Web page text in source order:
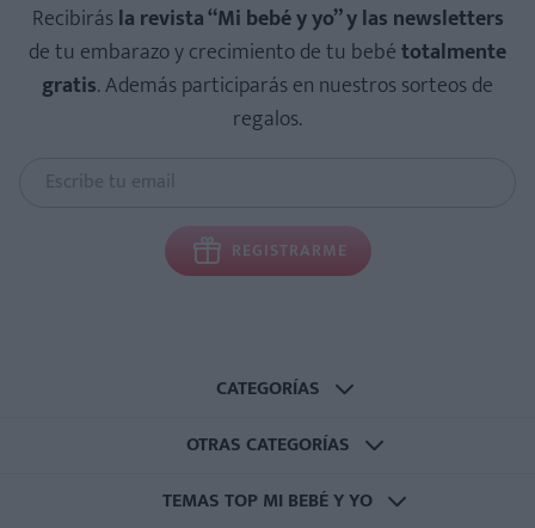
Recibirásla revista “Mi bebé y yo” y las newsletters
de tu embarazo y crecimiento de tu bebétotalmente
gratis. Además participarás en nuestros sorteos de
regalos.
REGISTRARME
CATEGORÍAS
OTRAS CATEGORÍAS
TEMAS TOP MI BEBÉ Y YO